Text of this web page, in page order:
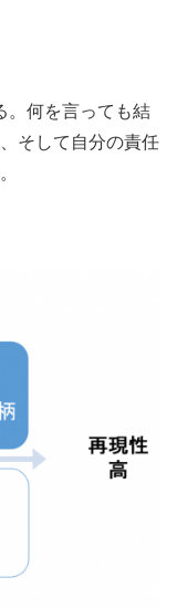
。何を言っても結
そして自分の責任